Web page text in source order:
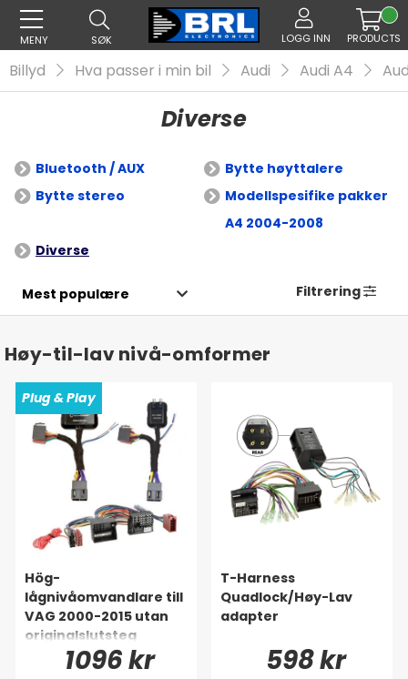
MENY SØK LOGG INN PRODUCTS
Billyd Hva passer i min bil Audi Audi A4
Diverse
Bluetooth / AUX
Bytte høyttalere
Bytte stereo
Modellspesifike pakker
A4 2004-2008
Diverse
Filtrering
Høy-til-lav nivå-omformer
Plug & Play
Hög-
lågnivåomvandlare till
VAG 2000-2015 utan
originalslutsteg
1096 kr
T-Harness
Quadlock/Høy-Lav
adapter
598 kr